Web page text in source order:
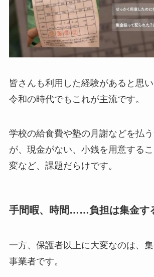
皆さんも利用した経験があると思
令和の時代でもこれが主流です。
学校の給食費や塾の月謝などを払
が、現金がない、小銭を用意する
変など、課題だらけです。
手間暇、時間……負担は集金す
一方、保護者以上に大変なのは、
事業者です。